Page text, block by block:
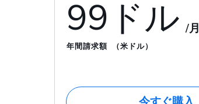
99ドル /月
年間請求額 （米ドル）